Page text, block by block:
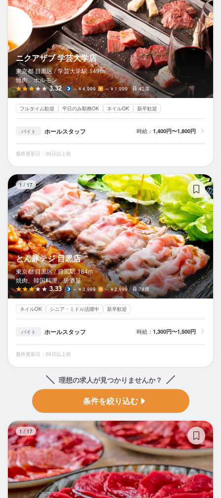
ニクアザブ 学芸大学店
東京都 目黒区 / 学芸大学駅 149m
焼肉、ホルモン
3.32 ～￥4,999 ～￥1,999 42席
フルタイム歓迎 平日のみ勤務OK ネイルOK 新卒歓迎
バイト ホールスタッフ 時給： 1,400円〜1,800円
最終更新日：30日以上前
1 / 17
とん豚テジ 目黒店
東京都 目黒区 / 目黒駅 184m
焼肉、韓国料理、居酒屋
3.33 ～￥3,999 ～￥2,999 78席
ネイルOK シニア・ミドル活躍中 新卒歓迎
バイト ホールスタッフ 時給： 1,300円〜1,500円
最終更新日：30日以上前
理想の求人が見つかりませんか？
条件を絞り込む
1 / 17